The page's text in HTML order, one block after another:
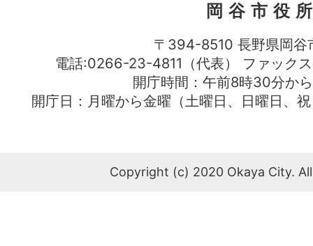
岡谷市役
〒394-8510 長野県岡谷
電話:0266-23-4811（代表） ファッ
開庁時間：午前8時30分か
開庁日：月曜から金曜（土曜日、日曜日、
Copyright (c) 2020 Okaya City.